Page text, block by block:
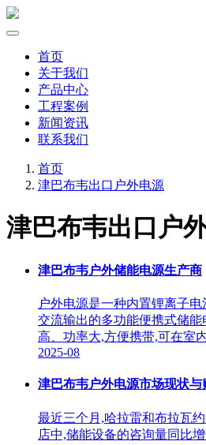
首页
关于我们
产品中心
工程案例
新闻资讯
联系我们
首页
津巴布韦出口户外电源
津巴布韦出口户
津巴布韦户外储能电源生产商
户外电源是一种内置锂离子
交流输出的多功能便携式储
高、功率大,方便携带,可在室
2025-08
津巴布韦户外电源市场现状
最近三个月,哈拉雷和布拉瓦
店中,储能设备的咨询量同比